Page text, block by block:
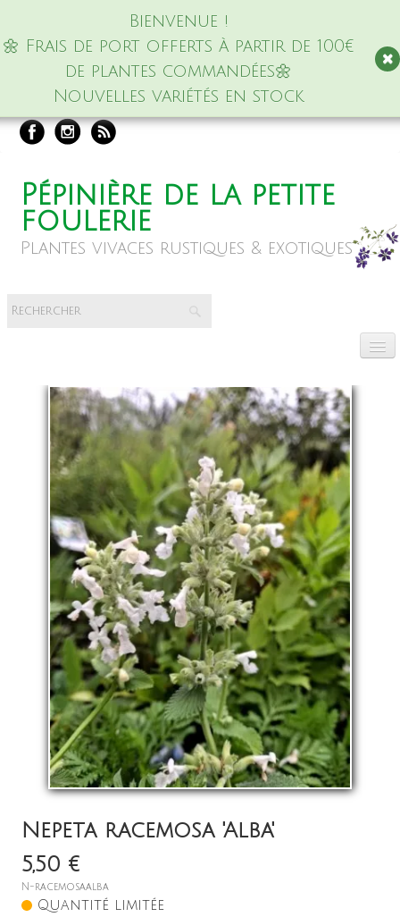
Bienvenue !
🌼 Frais de port offerts à partir de 100€
de plantes commandées🌼
Nouvelles variétés en stock
Pépinière de la petite
foulerie
Plantes vivaces rustiques & exotiques
La pépinière
Boutique
Événements
Infos
Contact
0
Nepeta racemosa 'Alba'
5,50 €
N-racemosaalba
Quantité limitée